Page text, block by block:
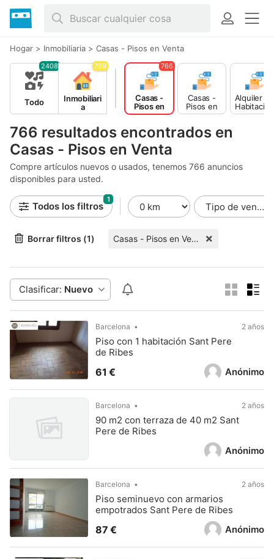
Hogar > Inmobiliaria > Casas - Pisos en Venta
766 resultados encontrados en
Casas - Pisos en Venta
Compre artículos nuevos o usados, tenemos 766 anuncios
disponibles para usted.
Todo
2408
Inmobiliari
a
769
Casas -
Pisos en
Venta
766
Casas -
Pisos en
Alquiler
Alquiler de
Habitacion
es - Pisos
Todos los filtros
1
Borrar filtros (1) Casas - Pisos en Venta
Clasificar: Nuevo
Anónimo
Barcelona 2 años
Piso con 1 habitación Sant Pere
de Ribes
61 €
Anónimo
Barcelona 2 años
90 m2 con terraza de 40 m2 Sant
Pere de Ribes
Anónimo
Barcelona 2 años
Piso seminuevo con armarios
empotrados Sant Pere de Ribes
87 €